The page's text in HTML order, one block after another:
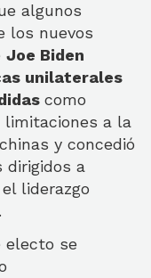
algunos
los nuevos
Joe Biden
unilaterales
como
limitaciones a la
y concedió
dirigidos a
liderazgo
electo se